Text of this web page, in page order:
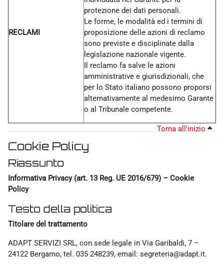
RECLAMI
protezione dei dati personali.
Le forme, le modalità ed i termini di
proposizione delle azioni di reclamo
sono previste e disciplinate dalla
legislazione nazionale vigente.
Il reclamo fa salve le azioni
amministrative e giurisdizionali, che
per lo Stato italiano possono proporsi
alternativamente al medesimo Garante
o al Tribunale competente.
Torna all'inizio
Cookie Policy
Riassunto
Informativa Privacy (art. 13 Reg. UE 2016/679) – Cookie
Policy
Testo della politica
Titolare del trattamento
ADAPT SERVIZI SRL, con sede legale in Via Garibaldi, 7 –
24122 Bergamo, tel. 035 248239, email: segreteria@adapt.it.